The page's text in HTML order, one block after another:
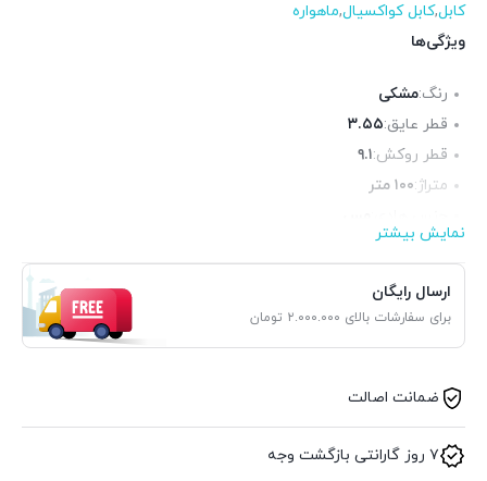
کابل,کابل کواکسیال,ماهواره
ویژگی‌ها
رنگ:مشکی
قطر عایق:۳.۵۵
قطر روکش:۹.۱
متراژ:۱۰۰ متر
آنالیز:۰.۲۳۴×۵۰
نمایش بیشتر
ارسال رایگان
برای سفارشات بالای ۲.۰۰۰.۰۰۰ تومان
ضمانت اصالت
۷ روز گارانتی بازگشت وجه